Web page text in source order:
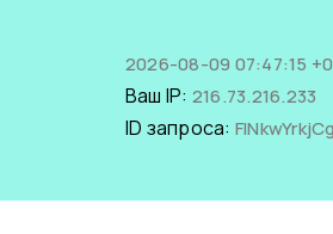
2026-08-09 07:47:15
Ваш IP: 216.73.216.233
ID запроса: